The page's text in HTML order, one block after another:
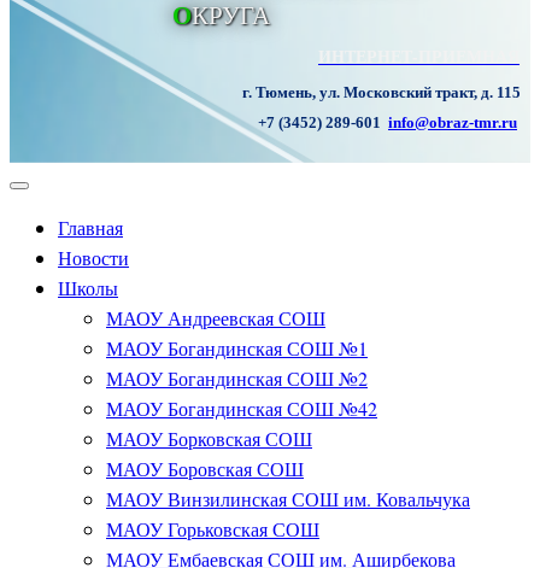
ОКРУГА
ИНТЕРНЕТ-ПРИЕМНАЯ
г. Тюмень, ул. Московский тракт, д. 115
+7 (3452) 289-601 info@obraz-tmr.ru
Главная
Новости
Школы
МАОУ Андреевская СОШ
МАОУ Богандинская СОШ №1
МАОУ Богандинская СОШ №2
МАОУ Богандинская СОШ №42
МАОУ Борковская СОШ
МАОУ Боровская СОШ
МАОУ Винзилинская СОШ им. Ковальчука
МАОУ Горьковская СОШ
МАОУ Ембаевская СОШ им. Аширбекова